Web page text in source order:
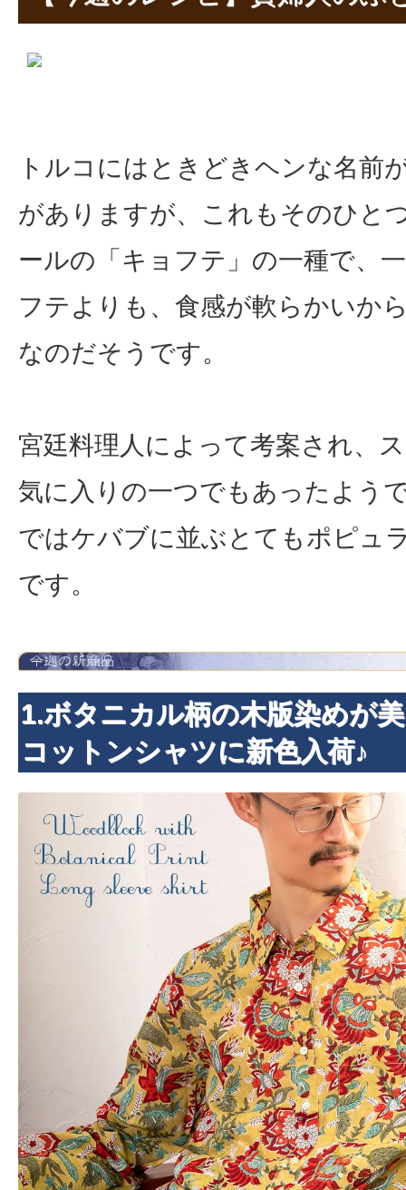
トルコにはときどきヘンな名前
がありますが、これもそのひと
ールの「キョフテ」の一種で、
フテよりも、食感が軟らかいか
なのだそうです。
宮廷料理人によって考案され、
気に入りの一つでもあったよう
ではケバブに並ぶとてもポピュ
です。
1.ボタニカル柄の木版染めが
コットンシャツに新色入荷♪